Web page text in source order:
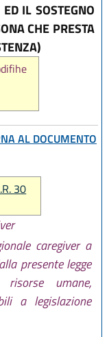
IL SOSTEGNO
CHE PRESTA
AL DOCUMENTO
30
caregiver a
presente legge
umane,
a legislazione